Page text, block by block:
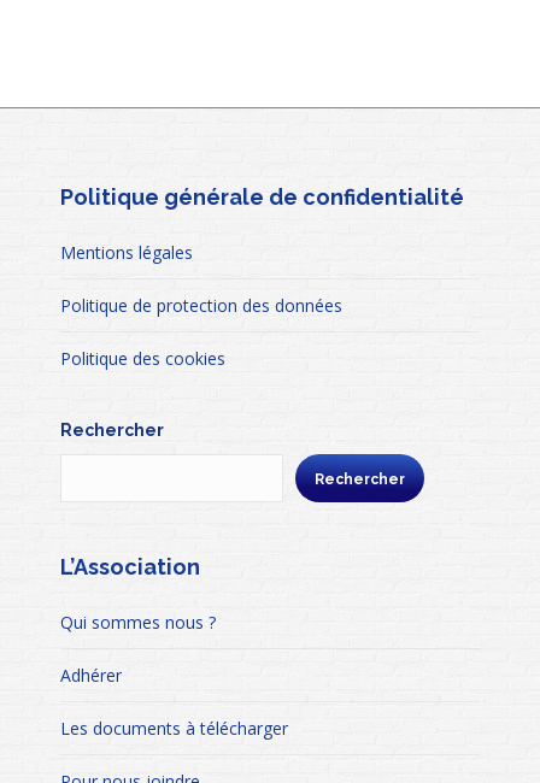
Politique générale de confidentialité
Mentions légales
Politique de protection des données
Politique des cookies
Rechercher
Rechercher
L’Association
Qui sommes nous ?
Adhérer
Les documents à télécharger